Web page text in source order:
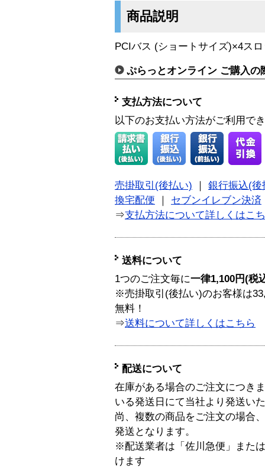
商品説明
PCIバス (ショートサイズ)×4ス
ぷらっとオンライン ご購入の
支払方法について
以下のお支払い方法がご利用で
売掛取引(後払い)
銀行振込(後
換宅配便
セブンイレブン決済
⇒支払方法について詳しくはこ
送料について
1つのご注文毎に一律1,100円(税
※売掛取引(後払い)のお客様は
無料！
⇒送料について詳しくはこちら
配送について
在庫がある場合のご注文につき
いる発送日にて当社より発送い
尚、複数の商品をご注文の場合
発送となります。
※配送業者は「佐川急便」また
けます